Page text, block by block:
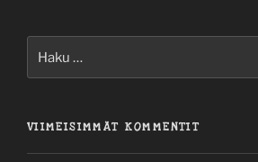
VIIMEISIMMÄT KOMMENTIT